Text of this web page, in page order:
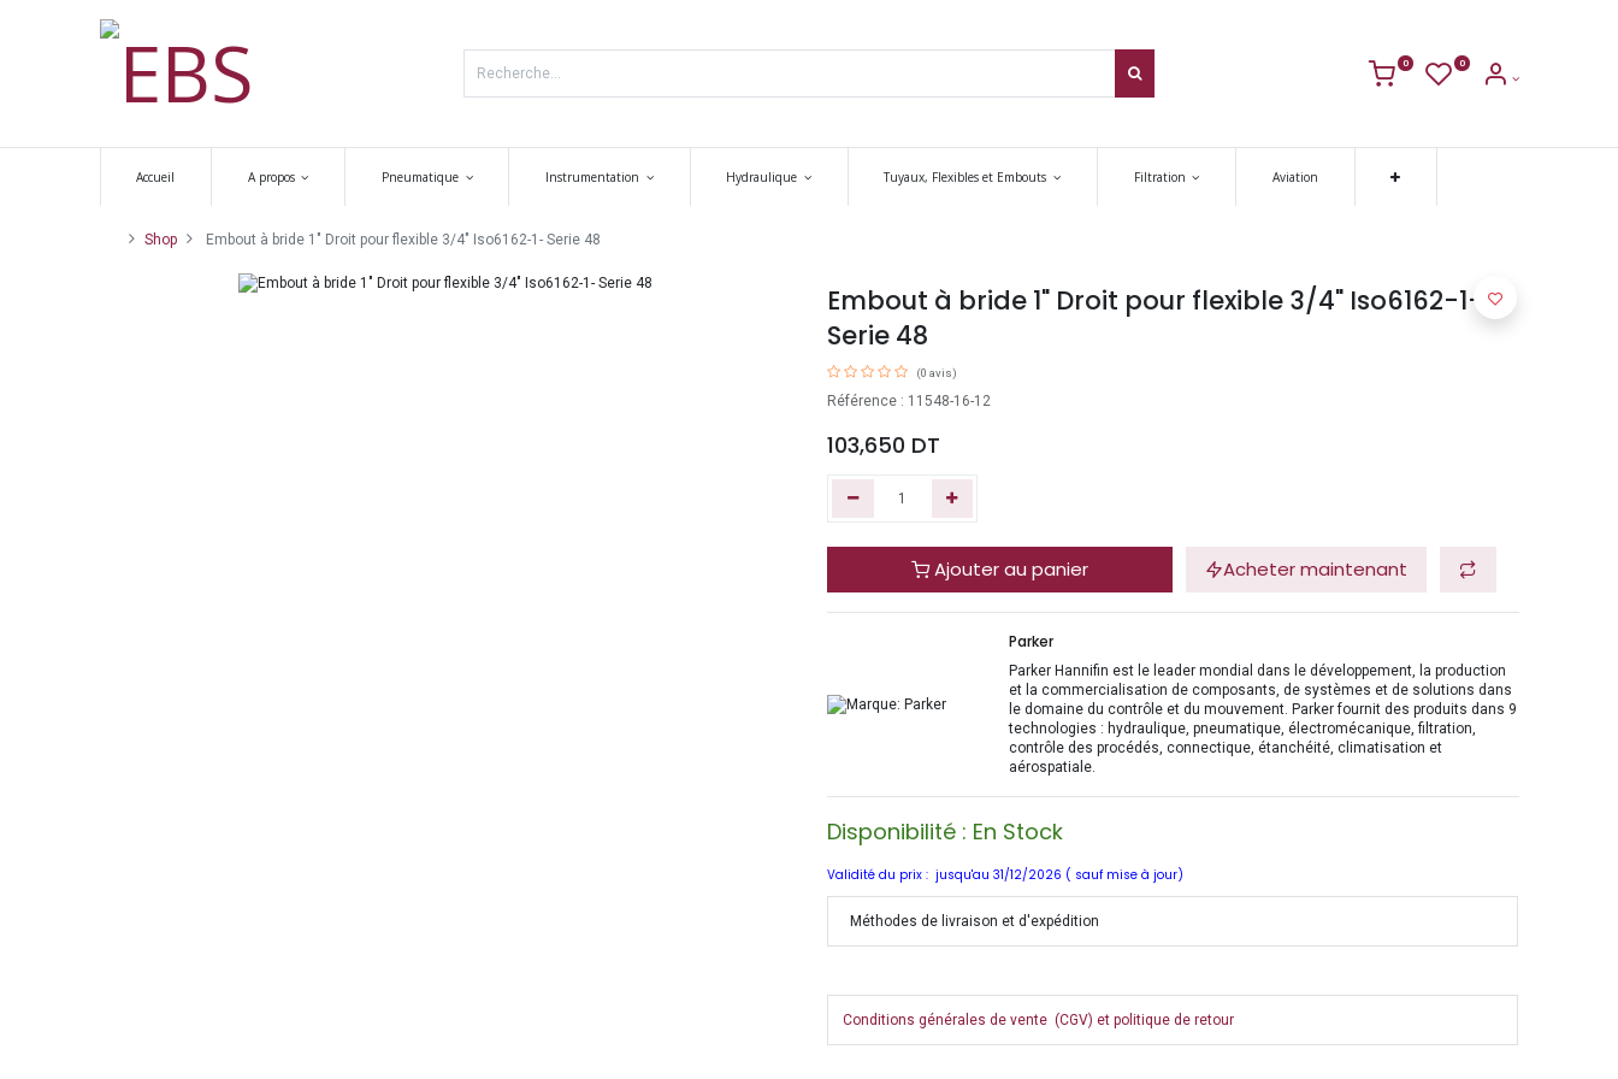
0 0
Accueil A propos Pneumatique Instrumentation Hydraulique Tuyaux, Flexibles et Embouts Filtration Aviation
Shop Embout à bride 1" Droit pour flexible 3/4" Iso6162-1- Serie 48
Embout à bride 1" Droit pour flexible 3/4" Iso6162-1-
Serie 48
(0 avis)
Référence : 11548-16-12
103,650 DT
Ajouter au panier Acheter maintenant
Parker
Parker Hannifin est le leader mondial dans le développement, la production
et la commercialisation de composants, de systèmes et de solutions dans
le domaine du contrôle et du mouvement. Parker fournit des produits dans 9
technologies : hydraulique, pneumatique, électromécanique, filtration,
contrôle des procédés, connectique, étanchéité, climatisation et
aérospatiale.
Disponibilité : En Stock
Validité du prix : jusqu'au 31/12/2026 ( sauf mise à jour)
Méthodes de livraison et d'expédition
Conditions générales de vente (CGV) et politique de retour